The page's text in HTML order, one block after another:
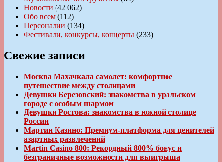
Новости (42 062)
Обо всем (112)
Персоналии (134)
Фестивали, конкурсы, концерты (233)
Свежие записи
Москва Махачкала самолет: комфортное
путешествие между столицами
Девушки Березовский: знакомства в уральском
городе с особым шармом
Девушки Ростова: знакомства в южной столице
России
Мартин Казино: Премиум-платформа для ценителей
азартных развлечений
Martin Casino 800: Рекордный 800% бонус и
безграничные возможности для выигрыша